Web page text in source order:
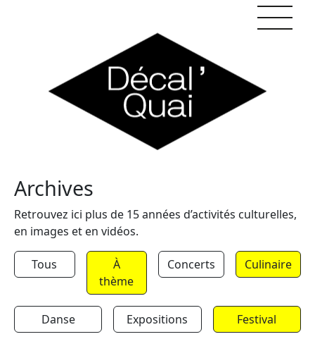
Archives
Retrouvez ici plus de 15 années d’activités culturelles,
en images et en vidéos.
Tous
À
thème
Concerts Culinaire
Danse Expositions Festival